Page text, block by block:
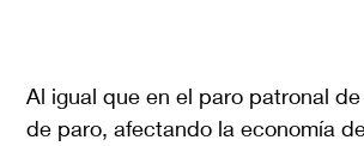
Al igual que en el paro patronal
de paro, afectando la economía